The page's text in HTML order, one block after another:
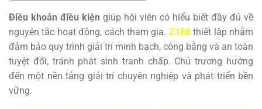
Điều khoản điều kiện giúp hội viên có hiểu biết đầy đủ về
nguyên tắc hoạt động, cách tham gia. Z188thiết lập nhằm
đảm bảo quy trình giải trí minh bạch, công bằng và an toàn
tuyệt đối, tránh phát sinh tranh chấp. Chủ trương hướng
đến một nền tảng giải trí chuyên nghiệp và phát triển bền
vững.